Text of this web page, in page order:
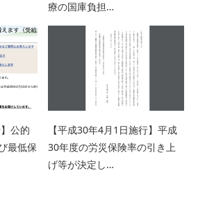
療の国庫負担…
公的
最低保
【平成30年4月1日施行】平成
30年度の労災保険率の引き上
げ等が決定し…